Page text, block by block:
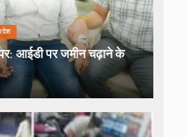
आईडी पर जमीन चढ़ाने के